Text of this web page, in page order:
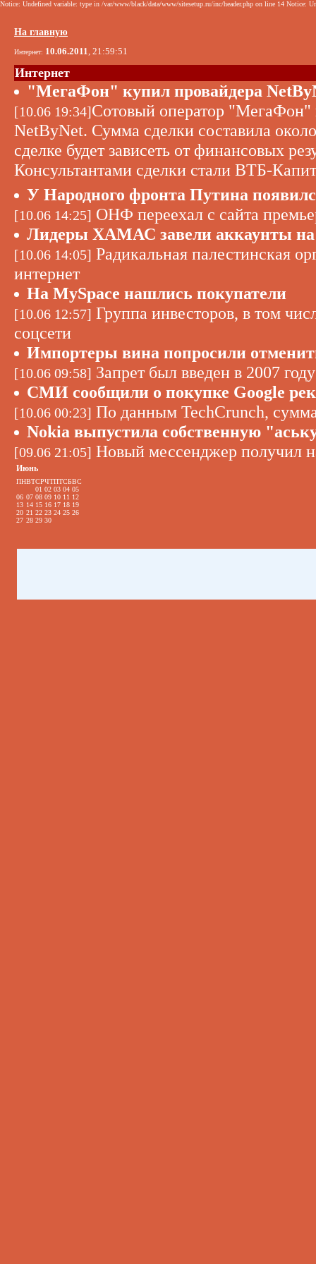
Notice: Undefined variable: type in /var/www/black/data/www/sitesetup.ru/inc/header.php on line 14 Notice:
На главную
Интернет: 10.06.2011, 21:59:51
Интернет
"МегаФон" купил провайдера
[10.06 19:34]Сотовый оператор "МегаФон"
NetByNet. Сумма сделки составила
сделке будет зависеть от финансовых
Консультантами сделки стали ВТБ-
У Народного фронта Путина
[10.06 14:25] ОНФ переехал с сайта
Лидеры ХАМАС завели аккаунты на
[10.06 14:05] Радикальная палестинская
интернет
На MySpace нашлись покупатели
[10.06 12:57] Группа инвесторов, в том
соцсети
Импортеры вина попросили
[10.06 09:58] Запрет был введен в 2007
СМИ сообщили о покупке Google
[10.06 00:23] По данным TechCrunch,
Nokia выпустила собственную
[09.06 21:05] Новый мессенджер получил
Июнь
ПНВТСРЧТПТСБВС
01 02 03 04 05
06 07 08 09 10 11 12
13 14 15 16 17 18 19
20 21 22 23 24 25 26
27 28 29 30